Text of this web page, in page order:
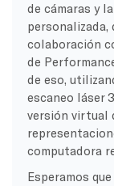
de cámaras y
personalizada,
colaboración
de
de eso,
escaneo láser
versión virtual
computadora
Esperamos